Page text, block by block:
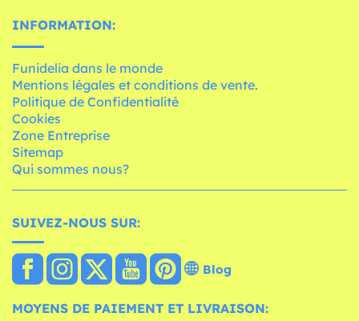
INFORMATION:
Funidelia dans le monde
Mentions légales et conditions de vente.
Politique de Confidentialité
Cookies
Zone Entreprise
Sitemap
Qui sommes nous?
SUIVEZ-NOUS SUR:
Blog
MOYENS DE PAIEMENT ET LIVRAISON: